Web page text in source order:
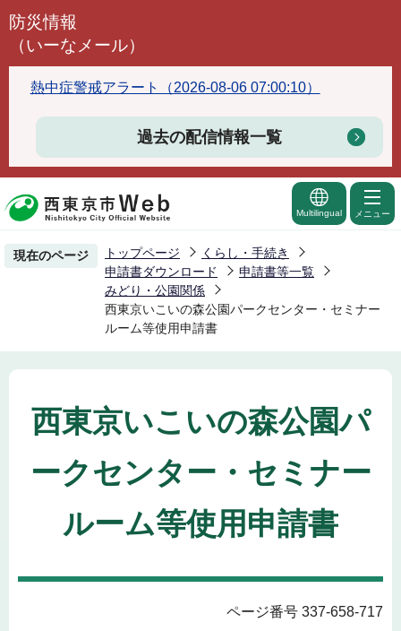
こ
頭
で
防災情報
（いーなメール）
熱中症警戒アラート（2026-08-06 07:00:10）
過去の配信情報一覧
Multilingual メニュー
現在のページ トップページ
くらし・手続き
申請書ダウンロード
申請書等一覧
みどり・公園関係
西東京いこいの森公園パークセンター・セミナー
ルーム等使用申請書
西東京いこいの森公園パ
ークセンター・セミナー
ルーム等使用申請書
ページ番号 337-658-717